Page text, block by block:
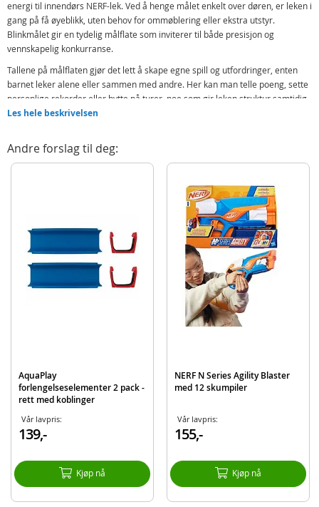
energi til innendørs NERF-lek. Ved å henge målet enkelt over døren, er leken i
gang på få øyeblikk, uten behov for ommøblering eller ekstra utstyr.
Blinkmålet gir en tydelig målflate som inviterer til både presisjon og
vennskapelig konkurranse.
Tallene på målflaten gjør det lett å skape egne spill og utfordringer, enten
barnet leker alene eller sammen med andre. Her kan man telle poeng, sette
personlige rekorder eller bytte på turer, noe som gir leken struktur samtidig
som den forblir fri og kreativ. Dette gjør leken variert og motiverende over
Den oppblåsbare konstruksjonen gjør blinkmålet mykt og fleksibelt, samtidig
som det er enkelt å ta av og legge bort når leken er over. Det tar lite plass og
morsomt tillegg for barn som allerede liker NERF, og som ønsker flere måter
Inneholder:
Oppblåsbart blinkmål til dør
Detaljer:
Størrelse: ca 71 x 48 cm
Merke
Aktuelt
Les hele beskrivelsen
Andre forslag til deg:
AquaPlay
forlengelseselementer 2 pack -
rett med koblinger
Vår lavpris:
139,-
Kjøp nå
NERF N Series Agility Blaster
med 12 skumpiler
Vår lavpris:
155,-
Kjøp nå